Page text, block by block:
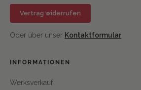
Vertrag widerrufen
Oder über unser Kontaktformular
INFORMATIONEN
Werksverkauf